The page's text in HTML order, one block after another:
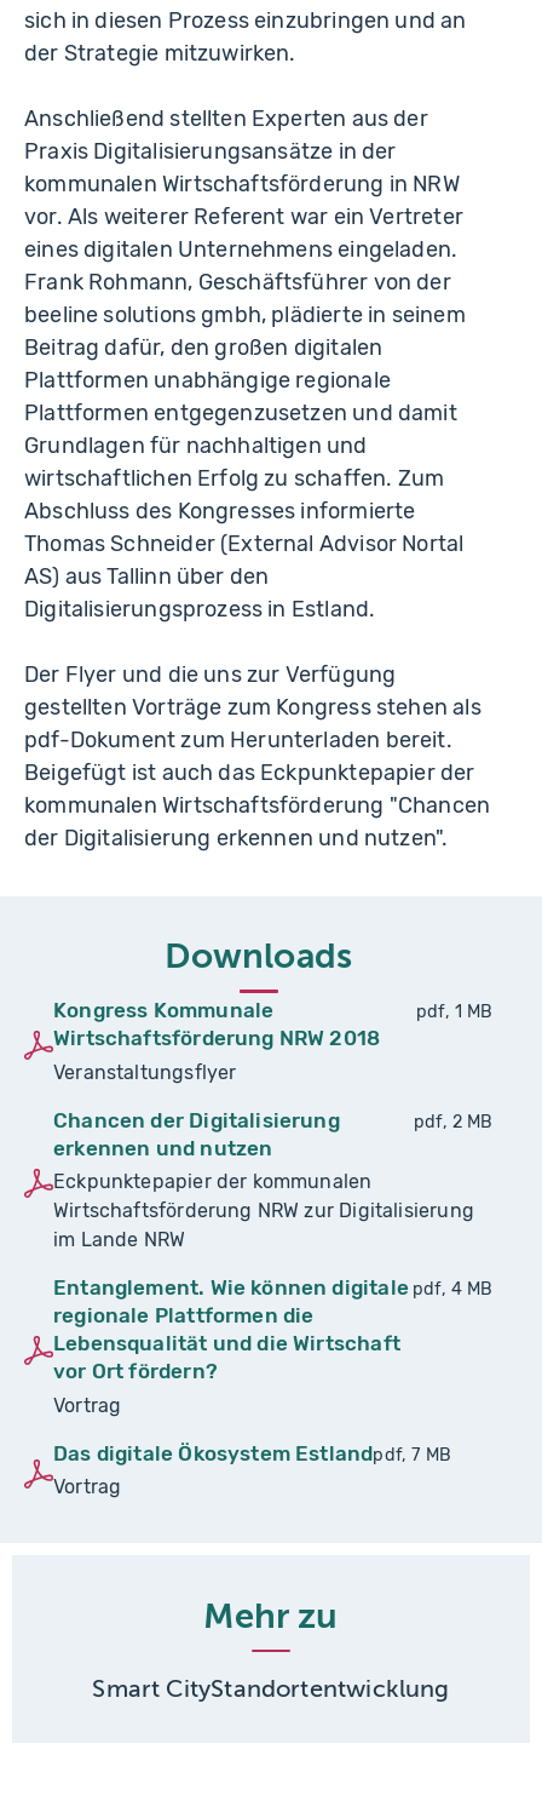
sich in diesen Prozess einzubringen und an
der Strategie mitzuwirken.
Anschließend stellten Experten aus der
Praxis Digitalisierungsansätze in der
kommunalen Wirtschaftsförderung in NRW
vor. Als weiterer Referent war ein Vertreter
eines digitalen Unternehmens eingeladen.
Frank Rohmann, Geschäftsführer von der
beeline solutions gmbh, plädierte in seinem
Beitrag dafür, den großen digitalen
Plattformen unabhängige regionale
Plattformen entgegenzusetzen und damit
Grundlagen für nachhaltigen und
wirtschaftlichen Erfolg zu schaffen. Zum
Abschluss des Kongresses informierte
Thomas Schneider (External Advisor Nortal
AS) aus Tallinn über den
Digitalisierungsprozess in Estland.
Der Flyer und die uns zur Verfügung
gestellten Vorträge zum Kongress stehen als
pdf-Dokument zum Herunterladen bereit.
Beigefügt ist auch das Eckpunktepapier der
kommunalen Wirtschaftsförderung "Chancen
der Digitalisierung erkennen und nutzen".
Downloads
Kongress Kommunale
Wirtschaftsförderung NRW 2018
pdf, 1 MB
Veranstaltungsflyer
Chancen der Digitalisierung
erkennen und nutzen
pdf, 2 MB
Eckpunktepapier der kommunalen
Wirtschaftsförderung NRW zur Digitalisierung
im Lande NRW
Entanglement. Wie können digitale
regionale Plattformen die
Lebensqualität und die Wirtschaft
vor Ort fördern?
pdf, 4 MB
Vortrag
Das digitale Ökosystem Estlandpdf, 7 MB
Vortrag
Mehr zu
Smart CityStandortentwicklung